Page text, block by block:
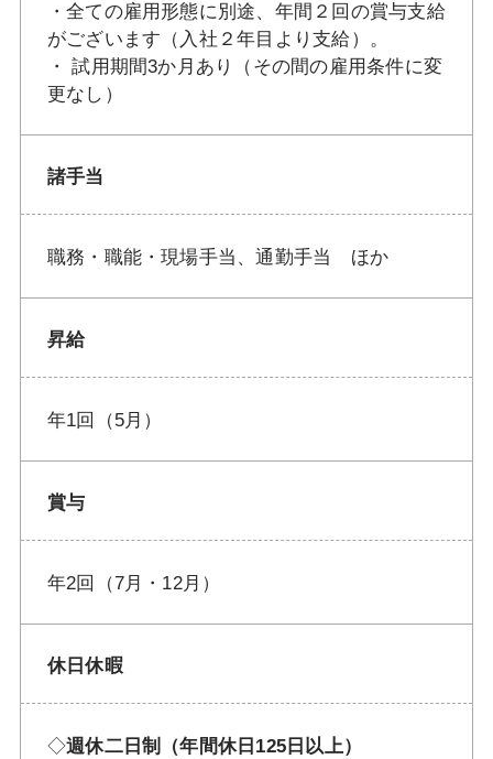
・全ての雇用形態に別途、年間２回の賞与支給
がございます（入社２年目より支給）。
・ 試用期間3か月あり（その間の雇用条件に変
更なし）
諸手当
職務・職能・現場手当、通勤手当 ほか
昇給
年1回（5月）
賞与
年2回（7月・12月）
休日休暇
◇週休二日制（年間休日125日以上）